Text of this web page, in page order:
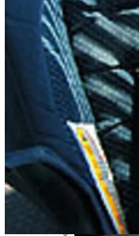
На Какую
Индия Не
Разрешения
SkyUp
Украине